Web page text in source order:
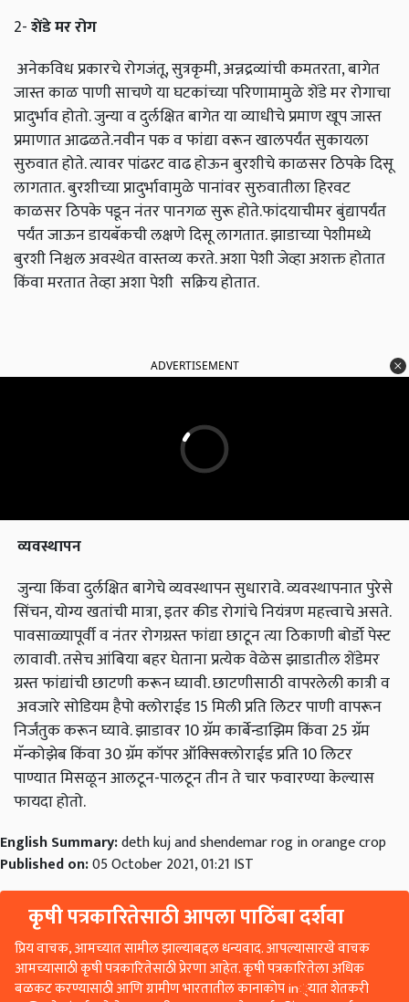
2-शेंडे मर रोग
अनेकविध प्रकारचे रोगजंतू, सुत्रकृमी, अन्नद्रव्यांची कमतरता, बागेत
जास्त काळ पाणी साचणे या घटकांच्या परिणामामुळे शेंडे मर रोगाचा
प्रादुर्भाव होतो. जुन्या व दुर्लक्षित बागेत या व्याधीचे प्रमाण खूप जास्त
प्रमाणात आढळते.नवीन पक व फांद्या वरून खालपर्यंत सुकायला
सुरुवात होते. त्यावर पांढरट वाढ होऊन बुरशीचे काळसर ठिपके दिसू
लागतात. बुरशीच्या प्रादुर्भावामुळे पानांवर सुरुवातीला हिरवट
काळसर ठिपके पडून नंतर पानगळ सुरू होते.फांदयाचीमर बुंद्यापर्यंत
पर्यंत जाऊन डायबॅकची लक्षणे दिसू लागतात. झाडाच्या पेशीमध्ये
बुरशी निश्चल अवस्थेत वास्तव्य करते. अशा पेशी जेव्हा अशक्त होतात
किंवा मरतात तेव्हा अशा पेशी सक्रिय होतात.
ADVERTISEMENT
व्यवस्थापन
जुन्या किंवा दुर्लक्षित बागेचे व्यवस्थापन सुधारावे. व्यवस्थापनात पुरेसे
सिंचन, योग्य खतांची मात्रा, इतर कीड रोगांचे नियंत्रण महत्त्वाचे असते.
पावसाळ्यापूर्वी व नंतर रोगग्रस्त फांद्या छाटून त्या ठिकाणी बोर्डो पेस्ट
लावावी. तसेच आंबिया बहर घेताना प्रत्येक वेळेस झाडातील शेंडेमर
ग्रस्त फांद्यांची छाटणी करून घ्यावी. छाटणीसाठी वापरलेली कात्री व
अवजारे सोडियम हैपो क्लोराईड 15 मिली प्रति लिटर पाणी वापरून
निर्जंतुक करून घ्यावे. झाडावर 10 ग्रॅम कार्बेन्डाझिम किंवा 25 ग्रॅम
मॅन्कोझेब किंवा 30 ग्रॅम कॉपर ऑक्‍सिक्‍लोराईड प्रति 10 लिटर
पाण्यात मिसळून आलटून-पालटून तीन ते चार फवारण्या केल्यास
फायदा होतो.
English Summary:deth kuj and shendemar rog in orange crop
Published on:05 October 2021, 01:21 IST
कृषी पत्रकारितेसाठी आपला पाठिंबा दर्शवा
प्रिय वाचक, आमच्यात सामील झाल्याबद्दल धन्यवाद. आपल्यासारखे वाचक
आमच्यासाठी कृषी पत्रकारितेसाठी प्रेरणा आहेत. कृषी पत्रकारितेला अधिक
बळकट करण्यासाठी आणि ग्रामीण भारतातील कानाकोप in्यात शेतकरी